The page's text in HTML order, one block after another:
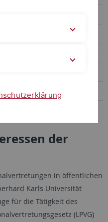
der
in öffentlichen
Karls Universität
für die Tätigkeit des
(LPVG)